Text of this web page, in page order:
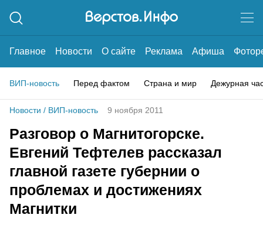
Главное Новости О сайте Реклама Афиша
ВИП-новость Перед фактом Страна и мир Дежурная
Новости / ВИП-новость 9 ноября 2011
Разговор о Магнитогорске.
Евгений Тефтелев рассказал
главной газете губернии о
проблемах и достижениях
Магнитки